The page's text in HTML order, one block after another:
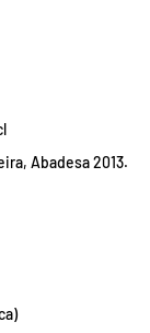
Abadesa 2013.